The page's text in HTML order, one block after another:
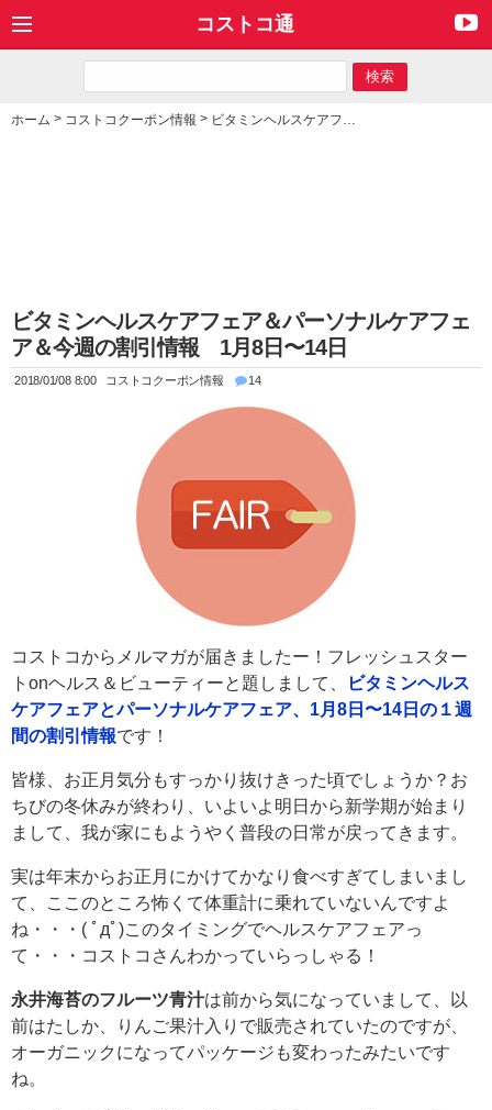
コストコ通
ホーム > コストコクーポン情報 > ビタミンヘルスケアフェア＆パーソナルケアフェア＆今週の割引情報 1月8日〜14日
ビタミンヘルスケアフェア＆パーソナルケアフェ
ア＆今週の割引情報 1月8日〜14日
2018/01/08 8:00 コストコクーポン情報 14
コストコからメルマガが届きましたー！フレッシュスター
トonヘルス＆ビューティーと題しまして、
ビタミンヘルス
ケアフェアとパーソナルケアフェア、1月8日〜14日の１週
間の割引情報です！
皆様、お正月気分もすっかり抜けきった頃でしょうか？お
ちびの冬休みが終わり、いよいよ明日から新学期が始まり
まして、我が家にもようやく普段の日常が戻ってきます。
実は年末からお正月にかけてかなり食べすぎてしまいまし
て、ここのところ怖くて体重計に乗れていないんですよ
ね・・・( ﾟдﾟ)このタイミングでヘルスケアフェアっ
て・・・コストコさんわかっていらっしゃる！
永井海苔のフルーツ青汁は前から気になっていまして、以
前はたしか、りんご果汁入りで販売されていたのですが、
オーガニックになってパッケージも変わったみたいです
ね。